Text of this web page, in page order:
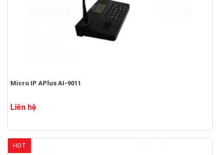
Micro IP APlus AI-9011
Liên hệ
HOT